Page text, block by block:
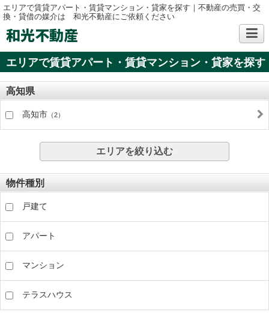
エリアで賃貸アパート・賃貸マンション・貸家を探す｜不動産の売買・交
換・貸借の媒介は 和光不動産にご依頼ください
和光不動産
エリアで賃貸アパート・賃貸マンション・貸家を探す
高知県
高知市 （2）
エリアを絞り込む
物件種別
戸建て
アパート
マンション
テラスハウス